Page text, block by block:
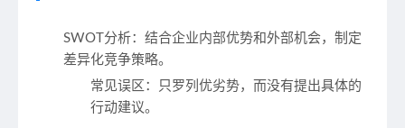
SWOT分析：结合企业内部优势和外部机会，制定
差异化竞争策略。
常见误区：只罗列优劣势，而没有提出具体的
行动建议。